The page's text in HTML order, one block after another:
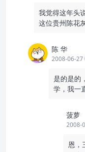
我觉得这年头
这位贵州陈花
陈 华
2008-06-27
是的是的
学，我一
菠萝
2008-
恩，